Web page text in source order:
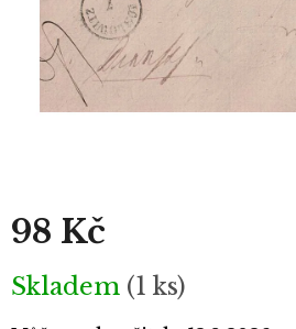
98 Kč
Měrná
cena:
Skladem (1 ks)